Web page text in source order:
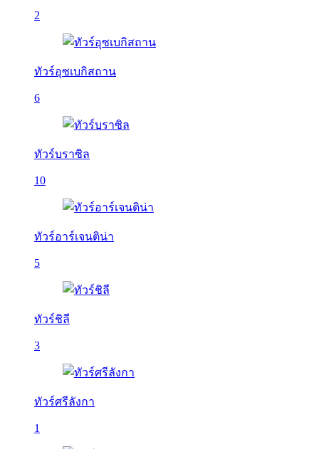
2
ทัวร์อุซเบกิสถาน
6
ทัวร์บราซิล
10
ทัวร์อาร์เจนติน่า
5
ทัวร์ชิลี
3
ทัวร์ศรีลังกา
1